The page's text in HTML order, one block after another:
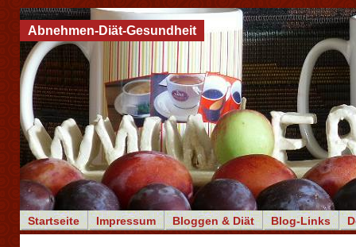
Startseite Impressum Bloggen & Diät Blog-Links
Abnehmen-Diät-Gesundheit